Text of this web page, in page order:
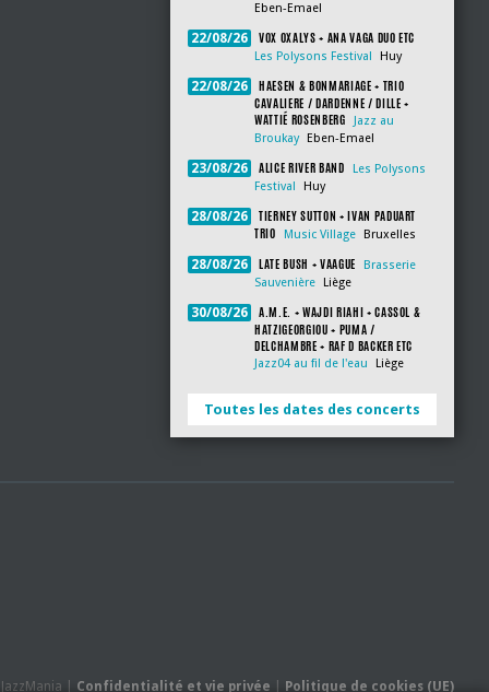
Eben-Emael
22/08/26 VOX OXALYS + ANA VAGA DUO ETC
Les Polysons Festival Huy
22/08/26
HAESEN & BONMARIAGE + TRIO
CAVALIERE / DARDENNE / DILLE +
WATTIÉ ROSENBERG
Jazz au
Broukay
Eben-Emael
23/08/26 ALICE RIVER BAND
Les Polysons
Festival
Huy
28/08/26
TIERNEY SUTTON + IVAN PADUART
TRIO
Music Village Bruxelles
28/08/26 LATE BUSH + VAAGUE
Brasserie
Sauvenière
Liège
30/08/26
A.M.E. + WAJDI RIAHI + CASSOL &
HATZIGEORGIOU + PUMA /
DELCHAMBRE + RAF D BACKER ETC
Jazz04 au fil de l'eau Liège
Toutes les dates des concerts
| Confidentialité et vie privée Politique de cookies (UE)